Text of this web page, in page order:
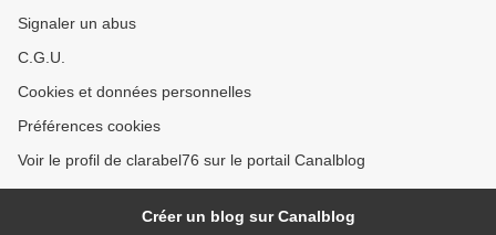
Signaler un abus
C.G.U.
Cookies et données personnelles
Préférences cookies
Voir le profil de clarabel76 sur le portail Canalblog
Créer un blog sur Canalblog